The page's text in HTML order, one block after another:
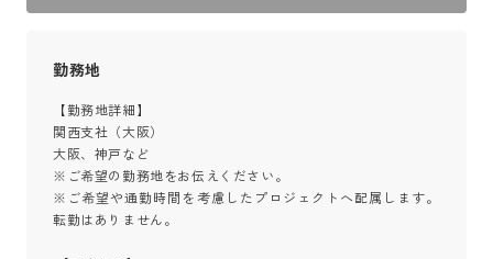
勤務地
【勤務地詳細】
関西支社（大阪）
大阪、神戸など
※ご希望の勤務地をお伝えください。
※ご希望や通勤時間を考慮したプロジェクトへ配属します。
転勤はありません。